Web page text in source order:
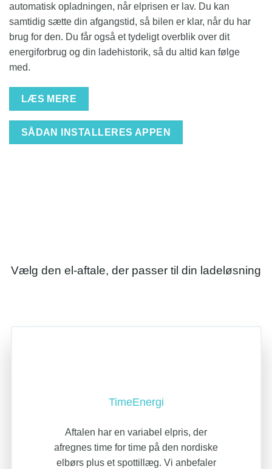
automatisk opladningen, når elprisen er lav. Du kan
samtidig sætte din afgangstid, så bilen er klar, når du har
brug for den. Du får også et tydeligt overblik over dit
energiforbrug og din ladehistorik, så du altid kan følge
med.
LÆS MERE
SÅDAN INSTALLERES APPEN
Vælg den el-aftale, der passer til din ladeløsning
TimeEnergi
Aftalen har en variabel elpris, der
afregnes time for time på den nordiske
elbørs plus et spottillæg. Vi anbefaler